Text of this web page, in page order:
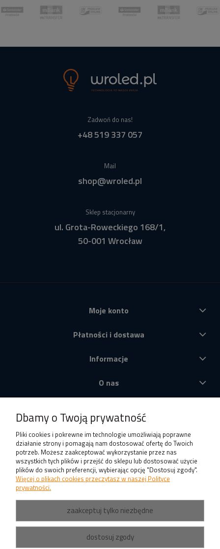
Zadwoń do nas!
+48 519 337 057
Mail
shop@wroled.pl
Sklep stacjonarny
ul. Grota-Roweckiego 168/1,
50-001 Wrocław
Moje konto
Płatności i dostawa
Informacje
O nas
Dbamy o Twoją prywatność
Pliki cookies i pokrewne im technologie umożliwiają poprawne
działanie strony i pomagają nam dostosować ofertę do Twoich
potrzeb. Możesz zaakceptować wykorzystanie przez nas
wszystkich tych plików i przejść do sklepu lub dostosować użycie
plików do swoich preferencji, wybierając opcję "Dostosuj zgody".
Więcej o plikach cookies przeczytasz w naszej Polityce
prywatności.
zaakceptuj tylko niezbędne
dostosuj zgody